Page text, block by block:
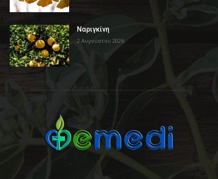
Ναριγκίνη
2 Αυγούστου 2026